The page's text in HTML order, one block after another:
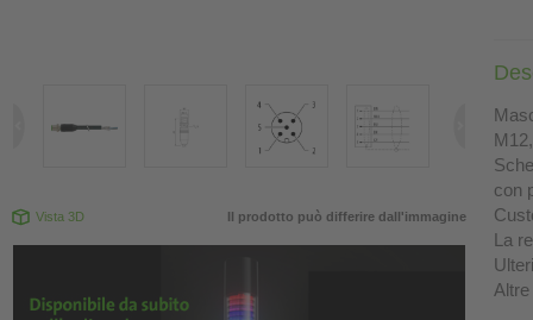
Vista 3D Il prodotto può differire dall'immagine
con
La